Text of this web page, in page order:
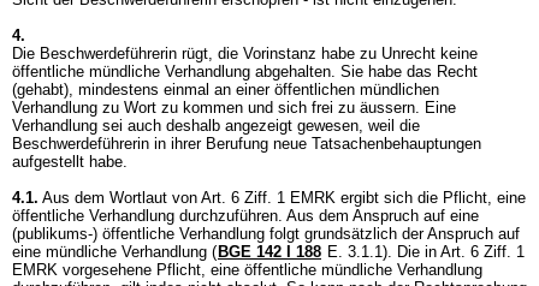
4.
Die Beschwerdeführerin rügt, die Vorinstanz habe zu Unrecht keine
öffentliche mündliche Verhandlung abgehalten. Sie habe das Recht
(gehabt), mindestens einmal an einer öffentlichen mündlichen
Verhandlung zu Wort zu kommen und sich frei zu äussern. Eine
Verhandlung sei auch deshalb angezeigt gewesen, weil die
Beschwerdeführerin in ihrer Berufung neue Tatsachenbehauptungen
aufgestellt habe.
4.1. Aus dem Wortlaut von Art. 6 Ziff. 1 EMRK ergibt sich die Pflicht, eine
öffentliche Verhandlung durchzuführen. Aus dem Anspruch auf eine
(publikums-) öffentliche Verhandlung folgt grundsätzlich der Anspruch auf
eine mündliche Verhandlung ( BGE 142 I 188 E. 3.1.1). Die in Art. 6 Ziff. 1
EMRK vorgesehene Pflicht, eine öffentliche mündliche Verhandlung